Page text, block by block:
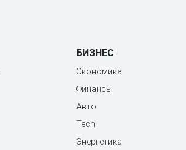
БИЗНЕС
Экономика
Финансы
Авто
Tech
Энергетика